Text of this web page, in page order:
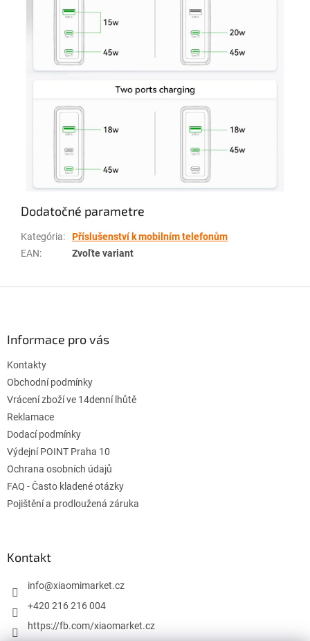
Dodatočné parametre
Kategória:
Příslušenství k mobilním telefonům
EAN: Zvoľte variant
Informace pro vás
Kontakty
Obchodní podmínky
Vrácení zboží ve 14denní lhůtě
Reklamace
Dodací podmínky
Výdejní POINT Praha 10
Ochrana osobních údajů
FAQ - Často kladené otázky
Pojištění a prodloužená záruka
Kontakt
info@xiaomimarket.cz
+420 216 216 004
https://fb.com/xiaomarket.cz